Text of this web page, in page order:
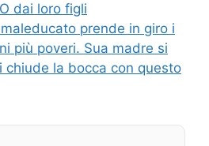
dai loro figli
prende in giro i
più poveri. Sua madre si
chiude la bocca con questo